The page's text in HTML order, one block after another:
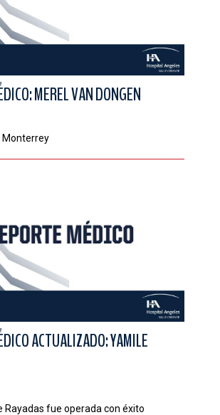
MEREL VAN DONGEN
Monterrey
ACTUALIZADO: YAMILE
Rayadas fue operada con éxito